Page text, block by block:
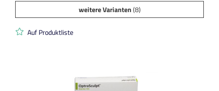
weitere Varianten(8)
Auf Produktliste